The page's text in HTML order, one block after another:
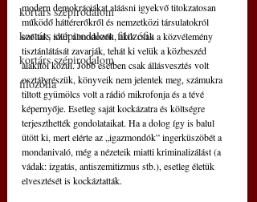
kortárs szépirodalom
kortárs szépirodalom filozófia
kortárs szépirodalom
filozófia
modern demokráciákat aláásni igyekvő titokzatosan
működő háttérerőkről és nemzetközi társulatokról
szóltak, idült álmodozók, akik csak a közvélemény
tisztánlátását zavarják, tehát ki velük a közbeszéd
alakítói közül. Jobb esetben csak állásvesztés volt
osztályrészük, könyveik nem jelentek meg, számukra
tiltott gyümölcs volt a rádió mikrofonja és a tévé
képernyője. Esetleg saját kockázatra és költségre
terjeszthették gondolataikat. Ha a dolog így is balul
ütött ki, mert elérte az „igazmondók” ingerküszöbét a
mondanivaló, még a nézeteik miatti kriminalizálást (a
vádak: izgatás, antiszemitizmus stb.), esetleg életük
elvesztését is kockáztatták.